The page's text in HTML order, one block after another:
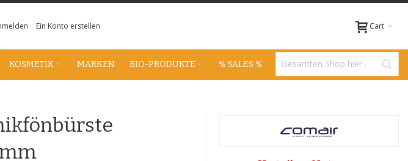
Ein Konto erstellen Cart
KOSMETIK MARKEN BIO-PRODUKTE % SALES %